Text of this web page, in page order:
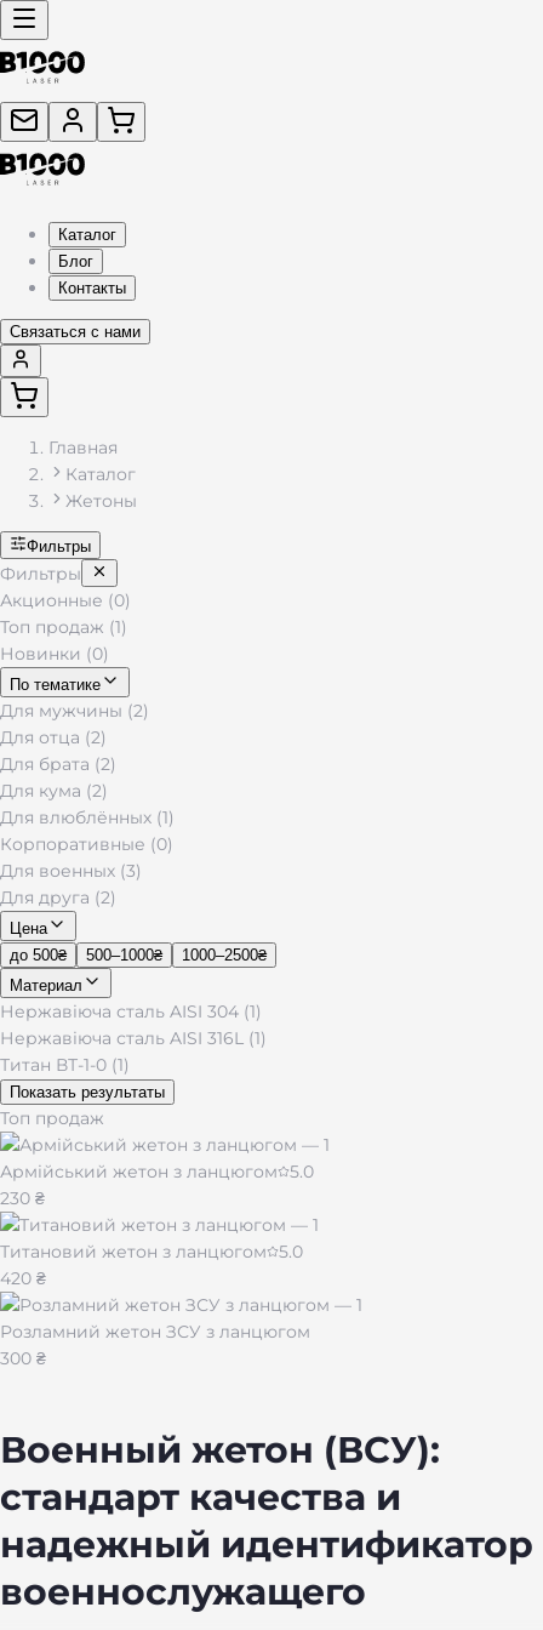
Каталог
Блог
Контакты
Связаться с нами
Главная
Каталог
Жетоны
Фильтры
Фильтры
Акционные (0)
Топ продаж (1)
Новинки (0)
По тематике
Для мужчины (2)
Для отца (2)
Для брата (2)
Для кума (2)
Для влюблённых (1)
Корпоративные (0)
Для военных (3)
Для друга (2)
Цена
до 500₴
500–1000₴
1000–2500₴
Материал
Нержавіюча сталь AISI 304 (1)
Нержавіюча сталь AISI 316L (1)
Титан ВТ-1-0 (1)
Показать результаты
Топ продаж
Армійський жетон з ланцюгом
5.0
230 ₴
Титановий жетон з ланцюгом
5.0
420 ₴
Розламний жетон ЗСУ з ланцюгом
300 ₴
Военный жетон (ВСУ):
стандарт качества и
надежный идентификатор
военнослужащего